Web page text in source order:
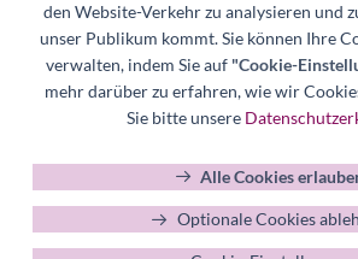
Datenschutzerklärung Mitgliederverwaltung
Hinweisgeberkanal
Datenschutzerklärung Hinweisgeberkanal
Cookie-Einstellungen
den Website-Verkehr zu analysieren und
unser Publikum kommt. Sie können Ihre
verwalten, indem Sie auf "Cookie-
mehr darüber zu erfahren, wie wir
Sie bitte unsere
Alle Cookies
Optionale Cookies